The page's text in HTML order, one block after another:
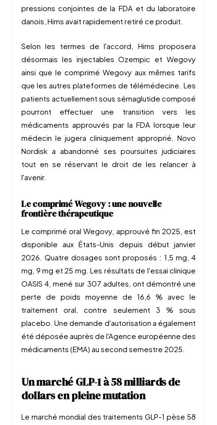
pressions conjointes de la FDA et du laboratoire
danois, Hims avait rapidement retiré ce produit.
Selon les termes de l'accord, Hims proposera
désormais les injectables Ozempic et Wegovy
ainsi que le comprimé Wegovy aux mêmes tarifs
que les autres plateformes de télémédecine. Les
patients actuellement sous sémaglutide composé
pourront effectuer une transition vers les
médicaments approuvés par la FDA lorsque leur
médecin le jugera cliniquement approprié. Novo
Nordisk a abandonné ses poursuites judiciaires
tout en se réservant le droit de les relancer à
l'avenir.
Le comprimé Wegovy : une nouvelle
frontière thérapeutique
Le comprimé oral Wegovy, approuvé fin 2025, est
disponible aux États-Unis depuis début janvier
2026. Quatre dosages sont proposés : 1,5 mg, 4
mg, 9 mg et 25 mg. Les résultats de l'essai clinique
OASIS 4, mené sur 307 adultes, ont démontré une
perte de poids moyenne de 16,6 % avec le
traitement oral, contre seulement 3 % sous
placebo. Une demande d'autorisation a également
été déposée auprès de l'Agence européenne des
médicaments (EMA) au second semestre 2025.
Un marché GLP-1 à 58 milliards de
dollars en pleine mutation
Le marché mondial des traitements GLP-1 pèse 58